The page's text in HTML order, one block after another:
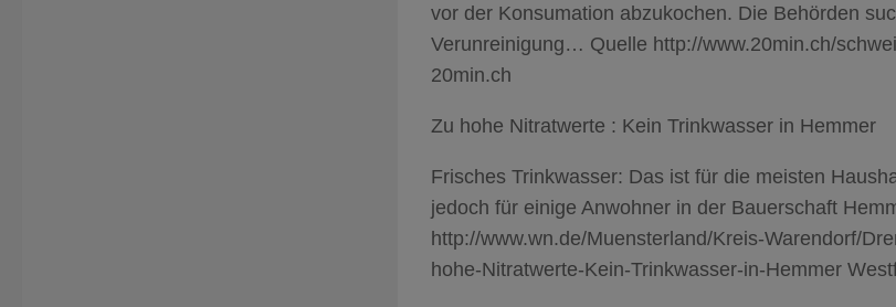
vor der Konsumation abzukochen. Die Behörden
Verunreinigung… Quelle http://www.20min.ch/
20min.ch
Zu hohe Nitratwerte : Kein Trinkwasser in Hemmer
Frisches Trinkwasser: Das ist für die meisten
jedoch für einige Anwohner in der Bauerschaft
http://www.wn.de/Muensterland/Kreis-Warendorf/
hohe-Nitratwerte-Kein-Trinkwasser-in-Hemmer